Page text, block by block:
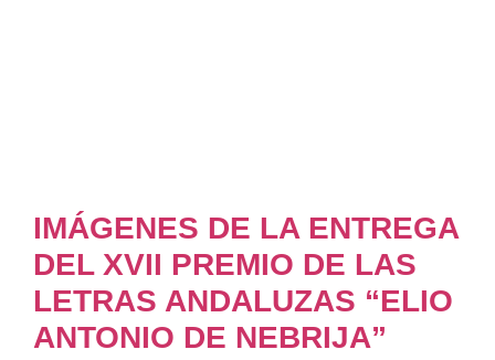
IMÁGENES DE LA ENTREGA
DEL XVII PREMIO DE LAS
LETRAS ANDALUZAS “ELIO
ANTONIO DE NEBRIJA”